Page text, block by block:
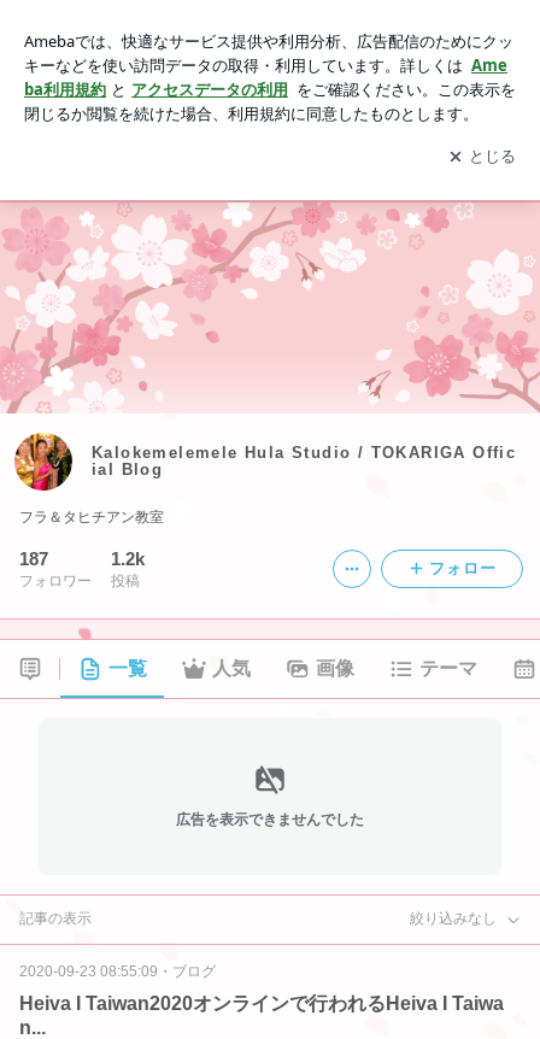
アプリをダウンロードして ブログの更新通知
を受け取りまし
ょう。
開く
Kalokemelemele Hula Studio / TOKARIGA Offic
ial Blog
フラ＆タヒチアン教室
187
フォロワー
1.2k
投稿
フォロー
一覧 人気 画像 テーマ
広告を表示できませんでした
記事の表示 絞り込みなし
2020-09-23 08:55:09 ・ ブログ
Heiva I Taiwan2020オンラインで行われるHeiva I Taiwa
n...